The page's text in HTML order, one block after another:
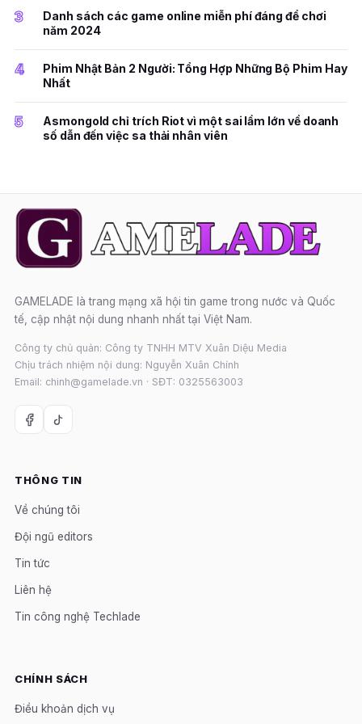
3
Danh sách các game online miễn phí đáng để chơi
năm 2024
4
Phim Nhật Bản 2 Người: Tổng Hợp Những Bộ Phim Hay
Nhất
5
Asmongold chỉ trích Riot vì một sai lầm lớn về doanh
số dẫn đến việc sa thải nhân viên
GAMELADE là trang mạng xã hội tin game trong nước và Quốc
tế, cập nhật nội dung nhanh nhất tại Việt Nam.
Công ty chủ quản: Công ty TNHH MTV Xuân Diệu Media
Chịu trách nhiệm nội dung: Nguyễn Xuân Chính
Email: chinh@gamelade.vn · SĐT: 0325563003
THÔNG TIN
Về chúng tôi
Đội ngũ editors
Tin tức
Liên hệ
Tin công nghệ Techlade
CHÍNH SÁCH
Điều khoản dịch vụ